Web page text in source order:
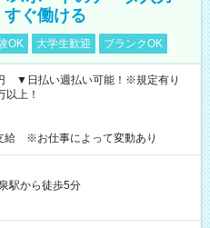
すぐ働ける
OK 大学生歓迎 ブランクOK
▼日払い週払い可能！※規定有り
上！
給 ※お仕事によって変動あり
駅から徒歩5分